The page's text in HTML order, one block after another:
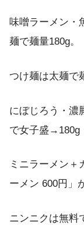
味噌ラーメン・
麺で麺量180g。
つけ麺は太麺で
にぼじろう・濃
で女子盛→180g
ミニラーメン＋
ーメン 600円」
ニンニクは無料